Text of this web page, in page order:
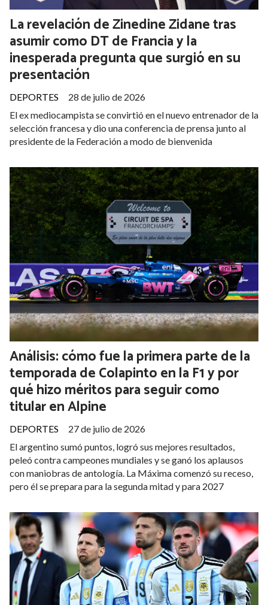
La revelación de Zinedine Zidane tras
asumir como DT de Francia y la
inesperada pregunta que surgió en su
presentación
DEPORTES
28 de julio de 2026
El ex mediocampista se convirtió en el nuevo entrenador de la
selección francesa y dio una conferencia de prensa junto al
presidente de la Federación a modo de bienvenida
Análisis: cómo fue la primera parte de la
temporada de Colapinto en la F1 y por
qué hizo méritos para seguir como
titular en Alpine
DEPORTES
27 de julio de 2026
El argentino sumó puntos, logró sus mejores resultados,
peleó contra campeones mundiales y se ganó los aplausos
con maniobras de antología. La Máxima comenzó su receso,
pero él se prepara para la segunda mitad y para 2027